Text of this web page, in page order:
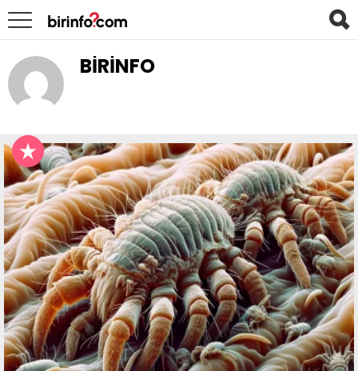
BIRINFO
LATEST
STORIES